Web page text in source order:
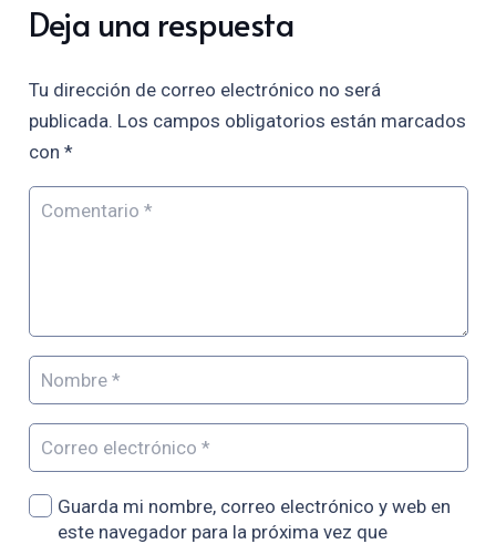
Deja una respuesta
Tu dirección de correo electrónico no será
publicada. Los campos obligatorios están marcados
con *
Guarda mi nombre, correo electrónico y web en
este navegador para la próxima vez que